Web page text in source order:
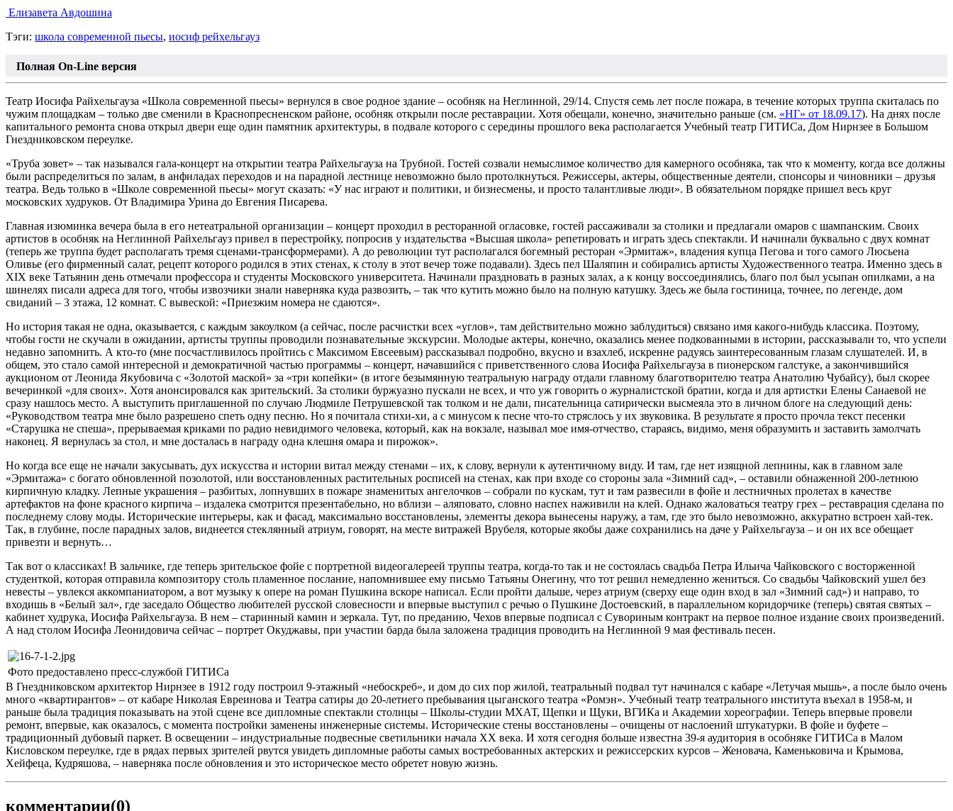
Елизавета Авдошина
Тэги: школа современной пьесы, иосиф рейхельгауз
Полная On-Line версия
Театр Иосифа Райхельгауза «Школа современной пьесы» вернулся в свое родное здание – особняк на Неглинной, 29/14. Спустя семь лет после пожара, в течение которых труппа скиталась по
чужим площадкам – только две сменили в Краснопресненском районе, особняк открыли после реставрации. Хотя обещали, конечно, значительно раньше (см. «НГ» от 18.09.17). На днях после
капитального ремонта снова открыл двери еще один памятник архитектуры, в подвале которого с середины прошлого века располагается Учебный театр ГИТИСа, Дом Нирнзее в Большом
Гнездниковском переулке.
«Труба зовет» – так назывался гала-концерт на открытии театра Райхельгауза на Трубной. Гостей созвали немыслимое количество для камерного особняка, так что к моменту, когда все должны
были распределиться по залам, в анфиладах переходов и на парадной лестнице невозможно было протолкнуться. Режиссеры, актеры, общественные деятели, спонсоры и чиновники – друзья
театра. Ведь только в «Школе современной пьесы» могут сказать: «У нас играют и политики, и бизнесмены, и просто талантливые люди». В обязательном порядке пришел весь круг
московских худруков. От Владимира Урина до Евгения Писарева.
Главная изюминка вечера была в его нетеатральной организации – концерт проходил в ресторанной огласовке, гостей рассаживали за столики и предлагали омаров с шампанским. Своих
артистов в особняк на Неглинной Райхельгауз привел в перестройку, попросив у издательства «Высшая школа» репетировать и играть здесь спектакли. И начинали буквально с двух комнат
(теперь же труппа будет располагать тремя сценами-трансформерами). А до революции тут располагался богемный ресторан «Эрмитаж», владения купца Пегова и того самого Люсьена
Оливье (его фирменный салат, рецепт которого родился в этих стенах, к столу в этот вечер тоже подавали). Здесь пел Шаляпин и собирались артисты Художественного театра. Именно здесь в
XIX веке Татьянин день отмечали профессора и студенты Московского университета. Начинали праздновать в разных залах, а к концу воссоединялись, благо пол был усыпан опилками, а на
шинелях писали адреса для того, чтобы извозчики знали наверняка куда развозить, – так что кутить можно было на полную катушку. Здесь же была гостиница, точнее, по легенде, дом
свиданий – 3 этажа, 12 комнат. С вывеской: «Приезжим номера не сдаются».
Но история такая не одна, оказывается, с каждым закоулком (а сейчас, после расчистки всех «углов», там действительно можно заблудиться) связано имя какого-нибудь классика. Поэтому,
чтобы гости не скучали в ожидании, артисты труппы проводили познавательные экскурсии. Молодые актеры, конечно, оказались менее подкованными в истории, рассказывали то, что успели
недавно запомнить. А кто-то (мне посчастливилось пройтись с Максимом Евсеевым) рассказывал подробно, вкусно и взахлеб, искренне радуясь заинтересованным глазам слушателей. И, в
общем, это стало самой интересной и демократичной частью программы – концерт, начавшийся с приветственного слова Иосифа Райхельгауза в пионерском галстуке, а закончившийся
аукционом от Леонида Якубовича с «Золотой маской» за «три копейки» (в итоге безымянную театральную награду отдали главному благотворителю театра Анатолию Чубайсу), был скорее
вечеринкой «для своих». Хотя анонсировался как зрительский. За столики буржуазно пускали не всех, и что уж говорить о журналистской братии, когда и для артистки Елены Санаевой не
сразу нашлось место. А выступить приглашенной по случаю Людмиле Петрушевской так толком и не дали, писательница сатирически высмеяла это в личном блоге на следующий день:
«Руководством театра мне было разрешено спеть одну песню. Но я почитала стихи-хи, а с минусом к песне что-то стряслось у их звуковика. В результате я просто прочла текст песенки
«Старушка не спеша», прерываемая криками по радио невидимого человека, который, как на вокзале, называл мое имя-отчество, стараясь, видимо, меня образумить и заставить замолчать
наконец. Я вернулась за стол, и мне досталась в награду одна клешня омара и пирожок».
Но когда все еще не начали закусывать, дух искусства и истории витал между стенами – их, к слову, вернули к аутентичному виду. И там, где нет изящной лепнины, как в главном зале
«Эрмитажа» с богато обновленной позолотой, или восстановленных растительных росписей на стенах, как при входе со стороны зала «Зимний сад», – оставили обнаженной 200-летнюю
кирпичную кладку. Лепные украшения – разбитых, лопнувших в пожаре знаменитых ангелочков – собрали по кускам, тут и там развесили в фойе и лестничных пролетах в качестве
артефактов на фоне красного кирпича – издалека смотрится презентабельно, но вблизи – аляповато, словно наспех наживили на клей. Однако жаловаться театру грех – реставрация сделана по
последнему слову моды. Исторические интерьеры, как и фасад, максимально восстановлены, элементы декора вынесены наружу, а там, где это было невозможно, аккуратно встроен хай-тек.
Так, в глубине, после парадных залов, виднеется стеклянный атриум, говорят, на месте витражей Врубеля, которые якобы даже сохранились на даче у Райхельгауза – и он их все обещает
привезти и вернуть…
Так вот о классиках! В зальчике, где теперь зрительское фойе с портретной видеогалереей труппы театра, когда-то так и не состоялась свадьба Петра Ильича Чайковского с восторженной
студенткой, которая отправила композитору столь пламенное послание, напомнившее ему письмо Татьяны Онегину, что тот решил немедленно жениться. Со свадьбы Чайковский ушел без
невесты – увлекся аккомпаниатором, а вот музыку к опере на роман Пушкина вскоре написал. Если пройти дальше, через атриум (сверху еще один вход в зал «Зимний сад») и направо, то
входишь в «Белый зал», где заседало Общество любителей русской словесности и впервые выступил с речью о Пушкине Достоевский, в параллельном коридорчике (теперь) святая святых –
кабинет худрука, Иосифа Райхельгауза. В нем – старинный камин и зеркала. Тут, по преданию, Чехов впервые подписал с Сувориным контракт на первое полное издание своих произведений.
А над столом Иосифа Леонидовича сейчас – портрет Окуджавы, при участии барда была заложена традиция проводить на Неглинной 9 мая фестиваль песен.
Фото предоставлено пресс-службой ГИТИСа
В Гнездниковском архитектор Нирнзее в 1912 году построил 9-этажный «небоскреб», и дом до сих пор жилой, театральный подвал тут начинался с кабаре «Летучая мышь», а после было очень
много «квартирантов» – от кабаре Николая Евреинова и Театра сатиры до 20-летнего пребывания цыганского театра «Ромэн». Учебный театр театрального института въехал в 1958-м, и
раньше была традиция показывать на этой сцене все дипломные спектакли столицы – Школы-студии МХАТ, Щепки и Щуки, ВГИКа и Академии хореографии. Теперь впервые провели
ремонт, впервые, как оказалось, с момента постройки заменены инженерные системы. Исторические стены восстановлены – очищены от наслоений штукатурки. В фойе и буфете –
традиционный дубовый паркет. В освещении – индустриальные подвесные светильники начала XX века. И хотя сегодня больше известна 39-я аудитория в особняке ГИТИСа в Малом
Кисловском переулке, где в рядах первых зрителей рвутся увидеть дипломные работы самых востребованных актерских и режиссерских курсов – Женовача, Каменьковича и Крымова,
Хейфеца, Кудряшова, – наверняка после обновления и это историческое место обретет новую жизнь.
комментарии(0)